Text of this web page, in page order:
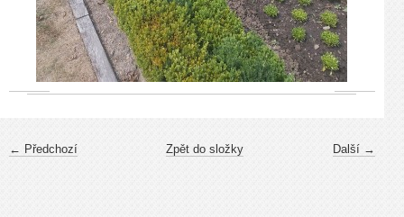
← Předchozí Další →
Zpět do složky